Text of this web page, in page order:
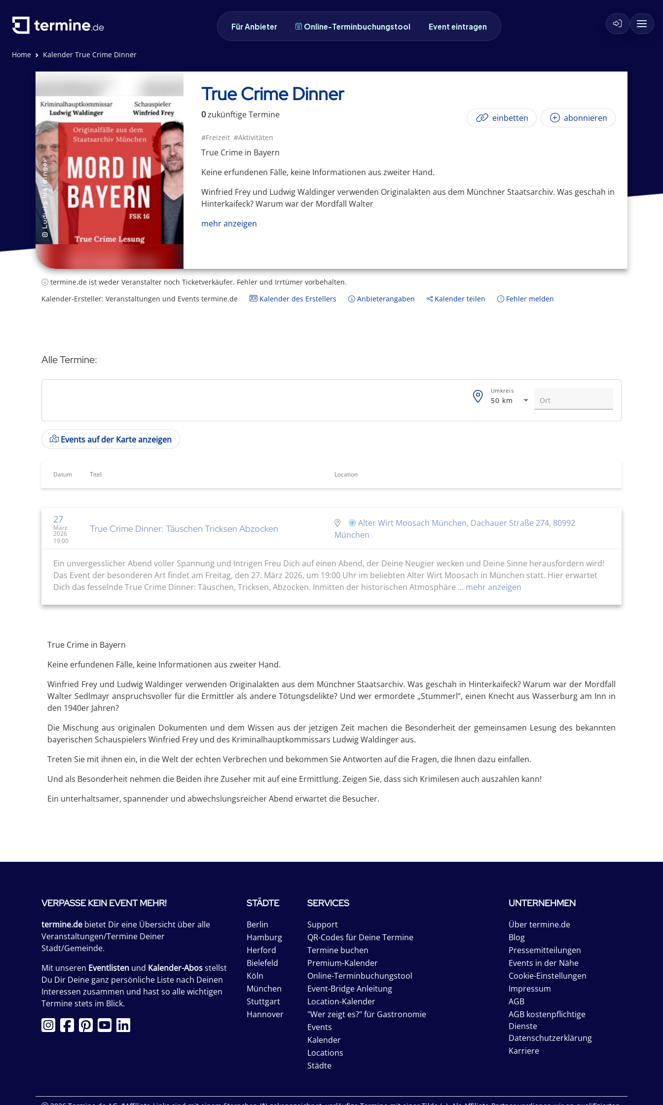
Für Anbieter Online-Terminbuchungstool Event eintragen
Home Kalender True Crime Dinner
True Crime Dinner
0zukünftigeTermine einbetten abonnieren
#Freizeit #Aktivitäten
True Crime in Bayern
Keine erfundenen Fälle, keine Informationen aus zweiter Hand.
Winfried Frey und Ludwig Waldinger verwenden Originalakten aus dem Münchner Staatsarchiv. Was geschah in
Hinterkaifeck? Warum war der Mordfall Walter
mehr anzeigen
termine.de ist weder Veranstalter noch Ticketverkäufer. Fehler und Irrtümer vorbehalten.
Kalender-Ersteller: Veranstaltungen und Events termine.de
Kalender des Erstellers Anbieterangaben Kalender teilen Fehler melden
Alle Termine:
50 km
Umkreis
Events auf der Karte anzeigen
Datum Titel Location
27
März
2026
19:00
True Crime Dinner: Täuschen Tricksen Abzocken
Alter Wirt Moosach München, Dachauer Straße 274, 80992
München
Ein unvergesslicher Abend voller Spannung und Intrigen Freu Dich auf einen Abend, der Deine Neugier wecken und Deine Sinne herausfordern wird!
Das Event der besonderen Art findet am Freitag, den 27. März 2026, um 19:00 Uhr im beliebten Alter Wirt Moosach in München statt. Hier erwartet
Dich das fesselnde True Crime Dinner: Täuschen, Tricksen, Abzocken. Inmitten der historischen Atmosphäre ... mehr anzeigen
True Crime in Bayern
Keine erfundenen Fälle, keine Informationen aus zweiter Hand.
Winfried Frey und Ludwig Waldinger verwenden Originalakten aus dem Münchner Staatsarchiv. Was geschah in Hinterkaifeck? Warum war der Mordfall
Walter Sedlmayr anspruchsvoller für die Ermittler als andere Tötungsdelikte? Und wer ermordete „Stummerl“, einen Knecht aus Wasserburg am Inn in
den 1940er Jahren?
Die Mischung aus originalen Dokumenten und dem Wissen aus der jetzigen Zeit machen die Besonderheit der gemeinsamen Lesung des bekannten
bayerischen Schauspielers Winfried Frey und des Kriminalhauptkommissars Ludwig Waldinger aus.
Treten Sie mit ihnen ein, in die Welt der echten Verbrechen und bekommen Sie Antworten auf die Fragen, die Ihnen dazu einfallen.
Und als Besonderheit nehmen die Beiden ihre Zuseher mit auf eine Ermittlung. Zeigen Sie, dass sich Krimilesen auch auszahlen kann!
Ein unterhaltsamer, spannender und abwechslungsreicher Abend erwartet die Besucher.
VERPASSE KEIN EVENT MEHR!
termine.de bietet Dir eine Übersicht über alle
Veranstaltungen/Termine Deiner
Stadt/Gemeinde.
Mit unseren Eventlisten und Kalender-Abosstellst
Du Dir Deine ganz persönliche Liste nach Deinen
Interessen zusammen und hast so alle wichtigen
Termine stets im Blick.
STÄDTE
Berlin
Hamburg
Herford
Bielefeld
Köln
München
Stuttgart
Hannover
SERVICES
Support
QR-Codes für Deine Termine
Termine buchen
Premium-Kalender
Online-Terminbuchungstool
Event-Bridge Anleitung
Location-Kalender
"Wer zeigt es?" für Gastronomie
Events
Kalender
Locations
Städte
UNTERNEHMEN
Über termine.de
Blog
Pressemitteilungen
Events in der Nähe
Cookie-Einstellungen
Impressum
AGB
AGB kostenpflichtige
Dienste
Datenschutzerklärung
Karriere